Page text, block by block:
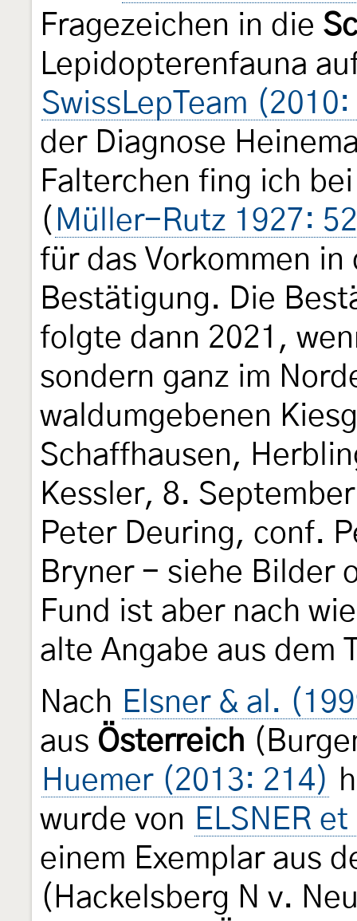
Fragezeichen in die
Lepidopterenfauna
SwissLepTeam
der Diagnose
Falterchen fing ich
( Müller-Rutz 1927:
für das Vorkommen
Bestätigung. Die
folgte dann 2021,
sondern ganz im
waldumgebenen
Schaffhausen,
Kessler, 8.
Peter Deuring, conf.
Bryner - siehe Bilder
Fund ist aber nach
alte Angabe aus dem
Nach Elsner & al.
aus Österreich
Huemer (2013: 214)
wurde von ELSNER
einem Exemplar aus
(Hackelsberg N v.